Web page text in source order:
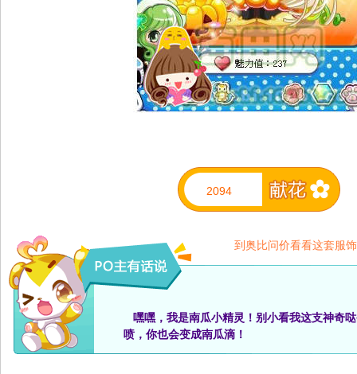
2094
到奥比问价看看这套服
嘿嘿，我是南瓜小精灵！别小看我这支神奇
喷，你也会变成南瓜滴！